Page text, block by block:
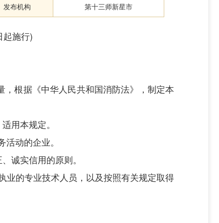
发布机构 第十三师新星市
起施行)
根据《中华人民共和国消防法》，制定本
用本规定。
活动的企业。
诚实信用的原则。
业的专业技术人员，以及按照有关规定取得